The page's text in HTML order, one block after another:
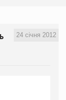
24 січня 2012